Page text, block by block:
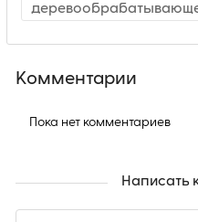
Комментарии
Пока нет комментариев
Написать